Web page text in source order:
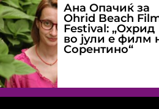
Ана Опачиќ за
Оhrid Beach
Festival: „Охрид
во јули е филм
Сорентино“